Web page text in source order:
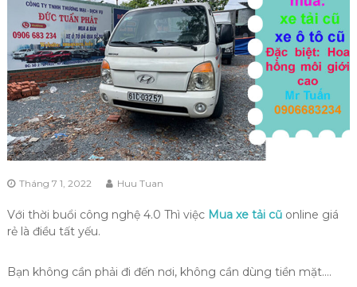
Tháng 7 1, 2022 Huu Tuan
Với thời buổi công nghệ 4.0 Thì việc Mua xe tải cũ online giá
rẻ là điều tất yếu.
Bạn không cần phải đi đến nơi, không cần dùng tiền mặt….